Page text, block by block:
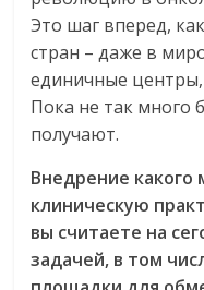
Это шаг вперед,
стран – даже в
единичные
Пока не так много
получают.
Внедрение
клиническую
вы считаете на
задачей, в том